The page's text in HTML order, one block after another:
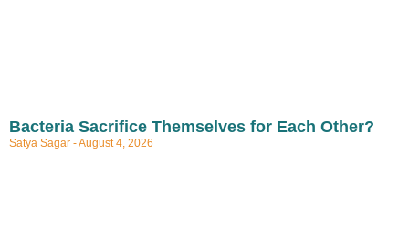
Bacteria Sacrifice Themselves for Each Other?
Satya Sagar August 4, 2026